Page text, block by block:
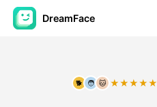
DreamFace
Avatar Video
🐕 🧑 🐱 ★★★★★